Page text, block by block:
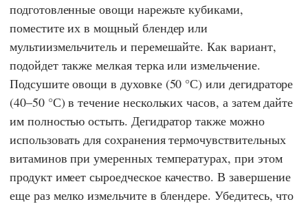
подготовленные овощи нарежьте кубиками,
поместите их в мощный блендер или
мультиизмельчитель и перемешайте. Как вариант,
подойдет также мелкая терка или измельчение.
Подсушите овощи в духовке (50 °С) или дегидраторе
(40–50 °С) в течение нескольких часов, а затем дайте
им полностью остыть. Дегидратор также можно
использовать для сохранения термочувствительных
витаминов при умеренных температурах, при этом
продукт имеет сыроедческое качество. В завершение
еще раз мелко измельчите в блендере. Убедитесь, что